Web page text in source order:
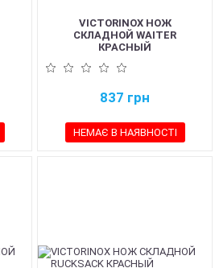
VICTORINOX НОЖ
СКЛАДНОЙ WAITER
КРАСНЫЙ
837 грн
НЕМАЄ В НАЯВНОСТІ